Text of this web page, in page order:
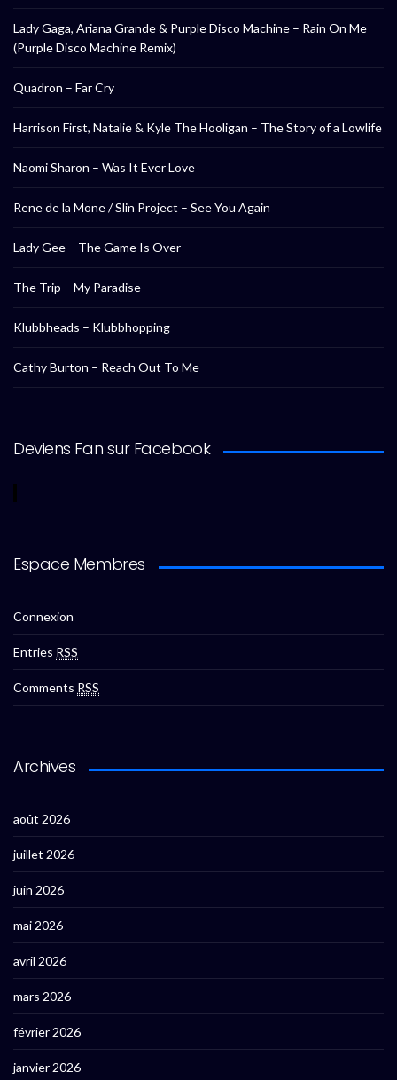
Lady Gaga, Ariana Grande & Purple Disco Machine – Rain On Me
(Purple Disco Machine Remix)
Quadron – Far Cry
Harrison First, Natalie & Kyle The Hooligan – The Story of a Lowlife
Naomi Sharon – Was It Ever Love
Rene de la Mone / Slin Project – See You Again
Lady Gee – The Game Is Over
The Trip – My Paradise
Klubbheads – Klubbhopping
Cathy Burton – Reach Out To Me
Deviens Fan sur Facebook
Espace Membres
Connexion
Entries RSS
Comments RSS
Archives
août 2026
juillet 2026
juin 2026
mai 2026
avril 2026
mars 2026
février 2026
janvier 2026